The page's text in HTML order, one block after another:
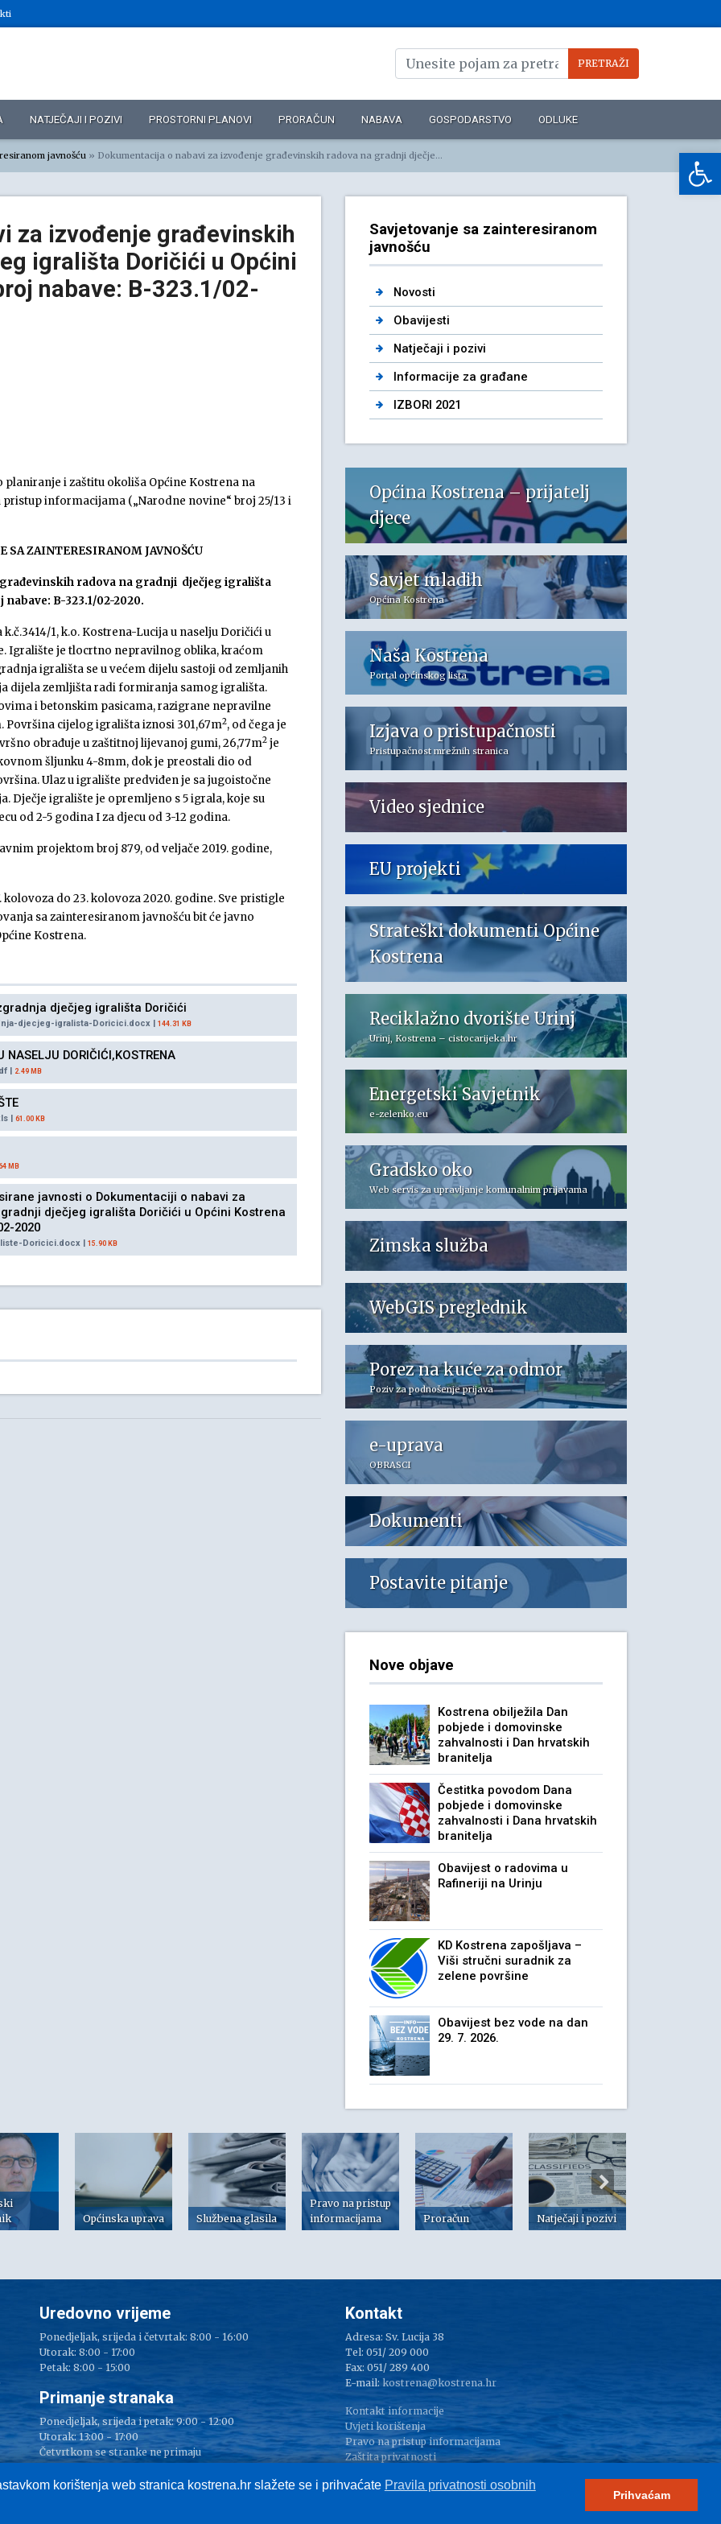
NATJEČAJI I POZIVI PROSTORNI PLANOVI PRORAČUN NABAVA GOSPODARSTVO ODLUKE
javnošću » Dokumentacija o nabavi za izvođenje građevinskih radova na gradnji dječjeg igrališta Doričići u Općini Kostrena Evidencijski broj nabave: B-323.1/02-2020
za izvođenje građevinskih
igrališta Doričići u Općini
nabave: B-323.1/02-
i zaštitu okoliša Općine Kostrena na
informacijama („Narodne novine“ broj 25/13 i
SA ZAINTERESIRANOM JAVNOŠĆU
radova na gradnji dječjeg igrališta
B-323.1/02-2020.
1, k.o. Kostrena-Lucija u naselju Doričići u
Igralište je tlocrtno nepravilnog oblika, kraćom
igrališta se u većem dijelu sastoji od zemljanih
dijela zemljišta radi formiranja samog igrališta.
i betonskim pasicama, razigrane nepravilne
Površina cijelog igrališta iznosi 301,67m2, od čega je
obrađuje u zaštitnoj lijevanoj gumi, 26,77m2 je
šljunku 4-8mm, dok je preostali dio od
Ulaz u igralište predviđen je sa jugoistočne
Dječje igralište je opremljeno s 5 igrala, koje su
od 2-5 godina I za djecu od 3-12 godina.
projektom broj 879, od veljače 2019. godine,
do 23. kolovoza 2020. godine. Sve pristigle
sa zainteresiranom javnošću bit će javno
Kostrena.
dječjeg igrališta Doričići
djecjeg-igralista-Doricici.docx | 144.31 KB
DORIČIĆI,KOSTRENA
| 2.49 MB
| 61.00 KB
MB
javnosti o Dokumentaciji o nabavi za
dječjeg igrališta Doričići u Općini Kostrena
2020
Doricici.docx | 15.90 KB
Savjetovanje sa zainteresiranom
javnošću
Novosti
Obavijesti
Natječaji i pozivi
Informacije za građane
IZBORI 2021
Općina Kostrena – prijatelj
djece
Savjet mladih
Općina Kostrena
Naša Kostrena
Portal općinskog lista
Izjava o pristupačnosti
Pristupačnost mrežnih stranica
Video sjednice
EU projekti
Strateški dokumenti Općine
Kostrena
Reciklažno dvorište Urinj
Urinj, Kostrena – cistocarijeka.hr
Energetski Savjetnik
e-zelenko.eu
Gradsko oko
Web servis za upravljanje komunalnim prijavama
Zimska služba
WebGIS preglednik
Porez na kuće za odmor
Poziv za podnošenje prijava
e-uprava
OBRASCI
Dokumenti
Postavite pitanje
Nove objave
Kostrena obilježila Dan
pobjede i domovinske
zahvalnosti i Dan hrvatskih
branitelja
Čestitka povodom Dana
pobjede i domovinske
zahvalnosti i Dana hrvatskih
branitelja
Obavijest o radovima u
Rafineriji na Urinju
KD Kostrena zapošljava –
Viši stručni suradnik za
zelene površine
Obavijest bez vode na dan
29. 7. 2026.
Općinska uprava Službena glasila
Pravo na pristup
informacijama
Proračun Natječaji i pozivi
korištenja web stranica kostrena.hr slažete se i prihvaćate Pravila privatnosti osobnih
Prihvaćam
Uredovno vrijeme
Ponedjeljak, srijeda i četvrtak: 8:00 - 16:00
Utorak: 8:00 - 17:00
Petak: 8:00 - 15:00
Primanje stranaka
Ponedjeljak, srijeda i petak: 9:00 - 12:00
Utorak: 13:00 - 17:00
Četvrtkom se stranke ne primaju
Kontakt
Adresa: Sv. Lucija 38
Tel: 051/ 209 000
Fax: 051/ 289 400
E-mail: kostrena@kostrena.hr
Kontakt informacije
Uvjeti korištenja
Pravo na pristup informacijama
Zaštita privatnosti